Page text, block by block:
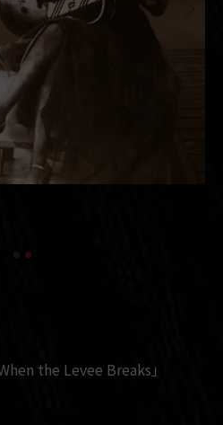
the Levee Breaks」